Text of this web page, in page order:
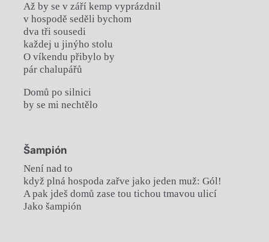
Až by se v září kemp vyprázdnil
v hospodě seděli bychom
dva tři sousedi
každej u jinýho stolu
O víkendu přibylo by
pár chalupářů
Domů po silnici
by se mi nechtělo
Šampión
Není nad to
když plná hospoda zařve jako jeden muž: Gól!
A pak jdeš domů zase tou tichou tmavou ulicí
Jako šampión